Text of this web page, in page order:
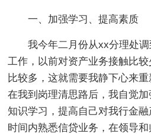
一、加强学习、提高素质
我今年二月份从xx分理处
工作，以前对资产业务接触比
比较多，这就需要我静下心来重
在我到岗理清思路后，我自觉
知识学习，提高自己对我行金
时间内熟悉信贷业务，在领导